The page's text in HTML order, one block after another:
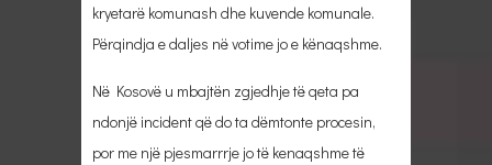
kryetarë komunash dhe kuvende komunale.
Përqindja e daljes në votime jo e kënaqshme.
Në Kosovë u mbajtën zgjedhje të qeta pa
ndonjë incident që do ta dëmtonte procesin,
por me një pjesmarrrje jo të kenaqshme të